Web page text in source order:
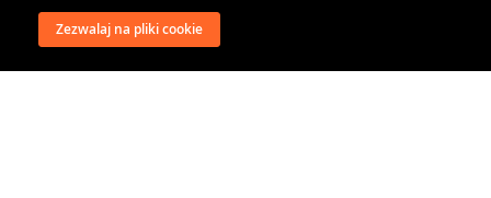
Zezwalaj na pliki cookie